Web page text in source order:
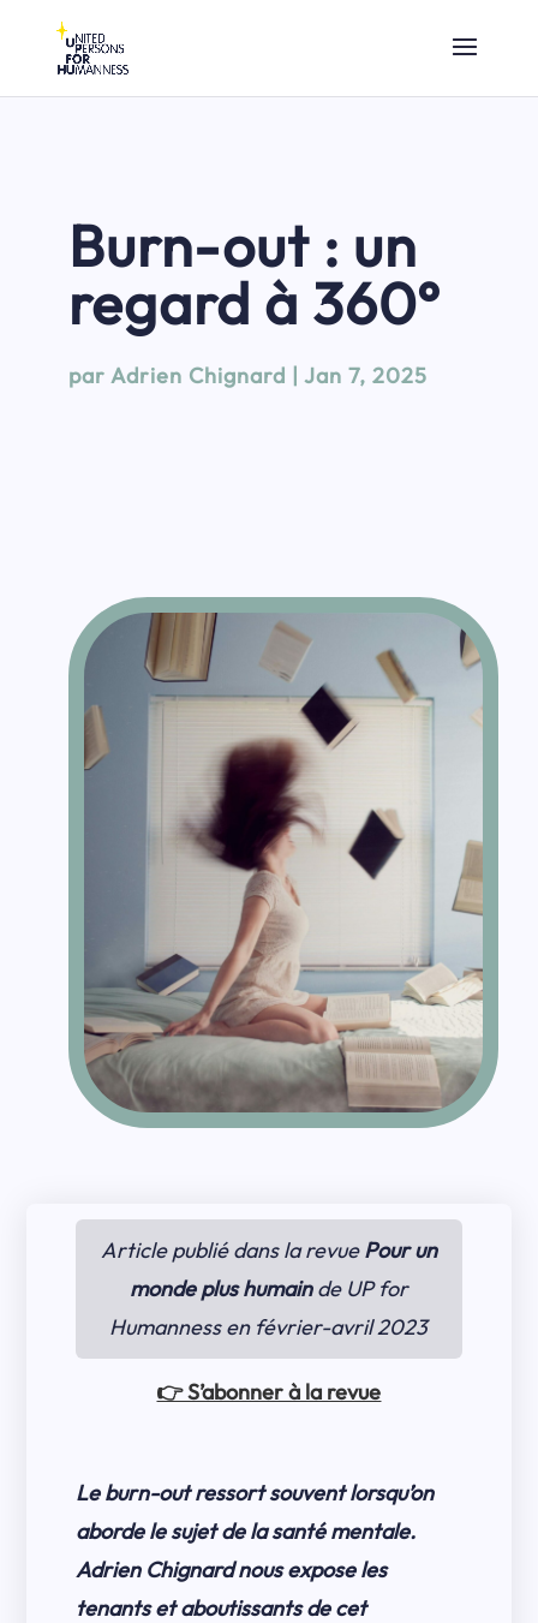
Burn-out : un
regard à 360°
par Adrien Chignard | Jan 7, 2025
Article publié dans la revuePour un
monde plus humain de UP for
Humanness en février-avril 2023
👉 S’abonner à la revue
Le burn-out ressort souvent lorsqu’on
aborde le sujet de la santé mentale.
Adrien Chignard nous expose les
tenants et aboutissants de cet